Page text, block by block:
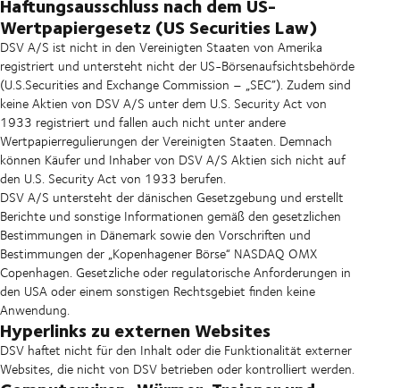
Wertpapiergesetz (US Securities Law)
DSV A/S ist nicht in den Vereinigten Staaten von Amerika
registriert und untersteht nicht der US-Börsenaufsichtsbehörde
(U.S.Securities and Exchange Commission – „SEC”). Zudem sind
keine Aktien von DSV A/S unter dem U.S. Security Act von
1933 registriert und fallen auch nicht unter andere
Wertpapierregulierungen der Vereinigten Staaten. Demnach
können Käufer und Inhaber von DSV A/S Aktien sich nicht auf
den U.S. Security Act von 1933 berufen.
DSV A/S untersteht der dänischen Gesetzgebung und erstellt
Berichte und sonstige Informationen gemäß den gesetzlichen
Bestimmungen in Dänemark sowie den Vorschriften und
Bestimmungen der „Kopenhagener Börse“ NASDAQ OMX
Copenhagen. Gesetzliche oder regulatorische Anforderungen in
den USA oder einem sonstigen Rechtsgebiet finden keine
Anwendung.
Hyperlinks zu externen Websites
DSV haftet nicht für den Inhalt oder die Funktionalität externer
Websites, die nicht von DSV betrieben oder kontrolliert werden.